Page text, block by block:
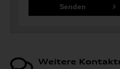
Weitere